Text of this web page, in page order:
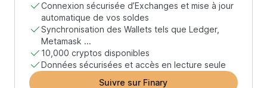
Connexion sécurisée d’Exchanges et mise à jour
automatique de vos soldes
Synchronisation des Wallets tels que Ledger,
Metamask ...
10,000 cryptos disponibles
Données sécurisées et accès en lecture seule
Suivre sur Finary